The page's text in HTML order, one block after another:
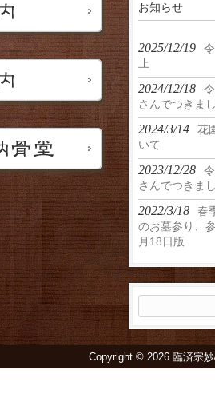
お知らせ
2025/12/19
止
2024/12/18
さんでつきま
2024/3/14
花
いて
2023/12/28
さんでつき
2022/3/18
春
のお墓参り、
月18日版
索:
Copyright © 2026 臨済宗